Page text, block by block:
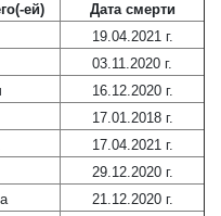
ей)
Дата смерти
19.04.2021 г.
03.11.2020 г.
16.12.2020 г.
17.01.2018 г.
17.04.2021 г.
29.12.2020 г.
21.12.2020 г.